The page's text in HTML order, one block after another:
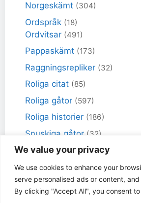
We value your privacy
We use cookies to enhance your
serve personalised ads or content,
By clicking "Accept All", you consent
Norgeskämt (304)
Ordspråk (18)
Ordvitsar (491)
Pappaskämt (173)
Raggningsrepliker (32)
Roliga citat (85)
Roliga gåtor (597)
Roliga historier (186)
Snuskiga gåtor (32)
Snuskiga skämt(98)
Sportskämt (18)
Torra skämt (461)